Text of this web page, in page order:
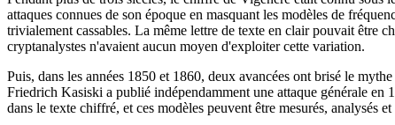
attaques connues de son époque en masquant les modèles de
trivialement cassables. La même lettre de texte en clair pouvait être
cryptanalystes n'avaient aucun moyen d'exploiter cette variation.
Puis, dans les années 1850 et 1860, deux avancées ont brisé le
Friedrich Kasiski a publié indépendamment une attaque générale
dans le texte chiffré, et ces modèles peuvent être mesurés, analysés